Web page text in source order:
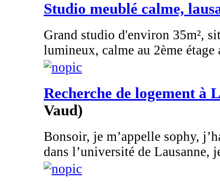
Studio meublé calme,
Grand studio d'environ 35m²,
lumineux, calme au 2ème étage
Recherche de logement à
Vaud)
Bonsoir, je m’appelle sophy,
dans l’université de Lausanne,